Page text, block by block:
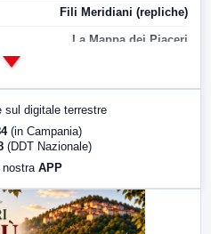
Fili Meridiani (repliche)
La Mappa dei Piaceri
LabNews (replica)
LabNews (replica)
sul digitale terrestre
(in Campania)
(DDT Nazionale)
APP